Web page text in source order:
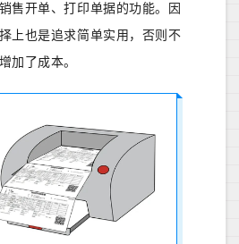
售开单、打印单据的功能。因
上也是追求简单实用，否则不
加了成本。